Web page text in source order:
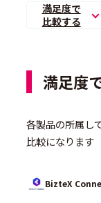
満足度で
比較する
満足度
各製品の所属し
比較になります
BizteX